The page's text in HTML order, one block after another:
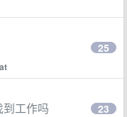
25
工作吗 23